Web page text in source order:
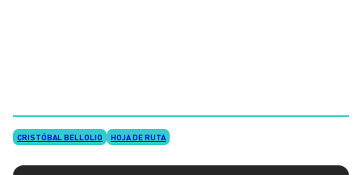
CRISTÓBAL BELLOLIO HOJA DE RUTA